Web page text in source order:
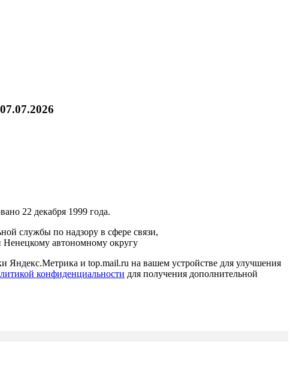
07.07.2026
22 декабря 1999 года.
службы по надзору в сфере связи,
автономному округу
и top.mail.ru на вашем устройстве для улучшения
конфиденциальности для получения дополнительной